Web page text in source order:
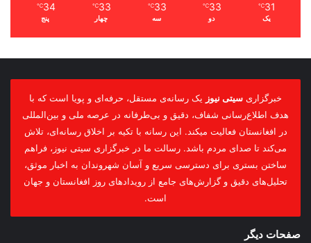
31
℃
یک
33
℃
دو
33
℃
سه
33
℃
چهار
34
℃
پنج
خبرگزاری سیتی نیوز یک رسانه‌ی مستقل، حرفه‌ای و پویا است که با
هدف اطلاع‌رسانی شفاف، دقیق و بی‌طرفانه در عرصه ملی و بین‌المللی
در افغانستان فعالیت میکند. این رسانه با تکیه بر اخلاق رسانه‌ای، تلاش
می‌کند تا صدای مردم باشد. رسالت ما در خبرگزاری سیتی نیوز، فراهم
ساختن بستری برای دسترسی سریع و آسان شهروندان به اخبار موثق،
تحلیل‌های دقیق و گزارش‌های جامع از رویدادهای روز افغانستان و جهان
است.
صفحات دیگر